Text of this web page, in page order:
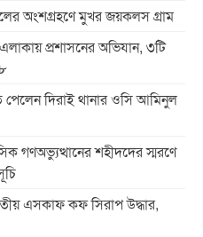
অংশগ্রহণে মুখর জয়কলস গ্রাম
প্রশাসনের অভিযান, ৩টি
পেলেন দিরাই থানার ওসি আমিনুল
গণঅভ্যুত্থানের শহীদদের স্মরণে
এসকাফ কফ সিরাপ উদ্ধার,